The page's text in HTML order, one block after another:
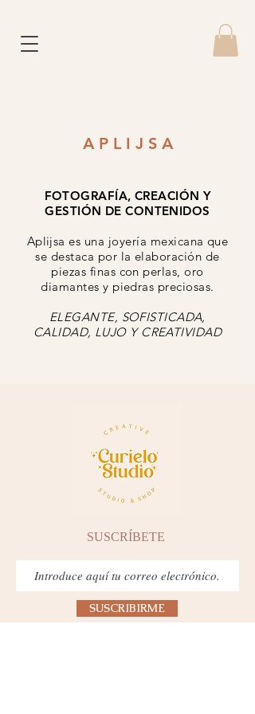
A P L I J S A
FOTOGRAFÍA, CREACIÓN Y
GESTIÓN DE CONTENIDOS
Aplijsa es una joyería mexicana que
se destaca por la elaboración de
piezas finas con perlas, oro
diamantes y piedras preciosas.
ELEGANTE, SOFISTICADA,
CALIDAD, LUJO Y CREATIVIDAD
SUSCRÍBETE
SUSCRIBIRME